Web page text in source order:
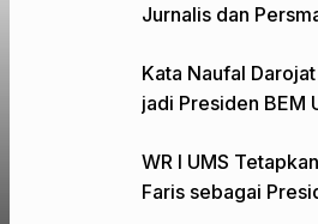
Jurnalis dan
Kata Naufal
jadi Presiden BEM
WR I UMS
Faris sebagai